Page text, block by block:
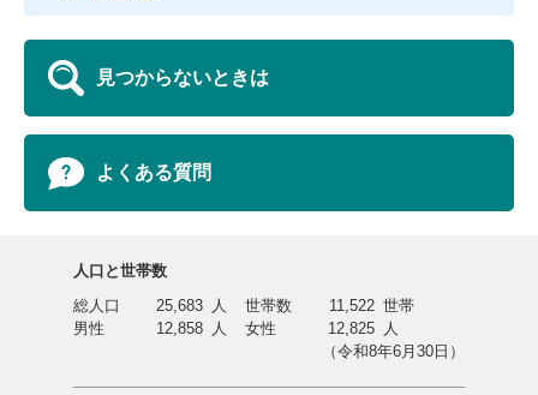
見つからないときは
よくある質問
人口と世帯数
総人口
25,683 人 世帯数 11,522 世帯
男性
12,858 人 女性 12,825
人
（令和8年6月30日）